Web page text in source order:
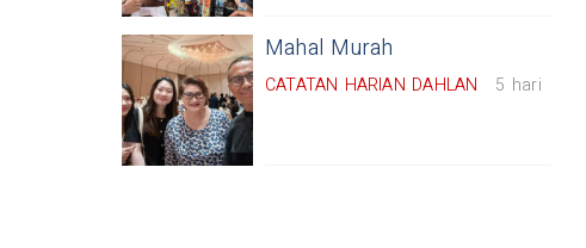
Mahal Murah
CATATAN HARIAN DAHLAN 5 hari